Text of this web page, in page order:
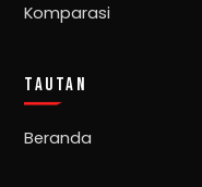
Komparasi
TAUTAN
Beranda